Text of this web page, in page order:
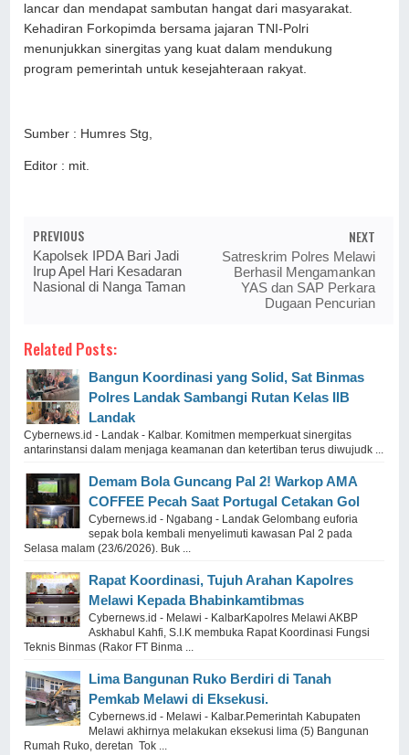
lancar dan mendapat sambutan hangat dari masyarakat.
Kehadiran Forkopimda bersama jajaran TNI-Polri
menunjukkan sinergitas yang kuat dalam mendukung
program pemerintah untuk kesejahteraan rakyat.
Sumber : Humres Stg,
Editor : mit.
PREVIOUS
Kapolsek IPDA Bari Jadi
Irup Apel Hari Kesadaran
Nasional di Nanga Taman
NEXT
Satreskrim Polres Melawi
Berhasil Mengamankan
YAS dan SAP Perkara
Dugaan Pencurian
Related Posts:
Bangun Koordinasi yang Solid, Sat Binmas
Polres Landak Sambangi Rutan Kelas IIB
Landak
Cybernews.id - Landak - Kalbar. Komitmen memperkuat sinergitas
antarinstansi dalam menjaga keamanan dan ketertiban terus diwujudk ...
Demam Bola Guncang Pal 2! Warkop AMA
COFFEE Pecah Saat Portugal Cetakan Gol
Cybernews.id - Ngabang - Landak Gelombang euforia
sepak bola kembali menyelimuti kawasan Pal 2 pada
Selasa malam (23/6/2026). Buk ...
Rapat Koordinasi, Tujuh Arahan Kapolres
Melawi Kepada Bhabinkamtibmas
Cybernews.id - Melawi - KalbarKapolres Melawi AKBP
Askhabul Kahfi, S.I.K membuka Rapat Koordinasi Fungsi
Teknis Binmas (Rakor FT Binma ...
Lima Bangunan Ruko Berdiri di Tanah
Pemkab Melawi di Eksekusi.
Cybernews.id - Melawi - Kalbar.Pemerintah Kabupaten
Melawi akhirnya melakukan eksekusi lima (5) Bangunan
Rumah Ruko, deretan Tok ...